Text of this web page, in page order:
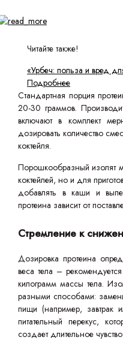
Читайте также!
«Урбеч: польза и вред
Подробнее
Стандартная порция
20-30 граммов.
включают в комплект
дозировать количество
коктейля.
Порошкообразный изолят
коктейлей, но и для
добавлять в каши и
протеина зависит от
Стремление к
Дозировка протеина
веса тела –
килограмм массы тела.
разными способами:
пищи (например, завтрак
питательный перекус,
создает длительное